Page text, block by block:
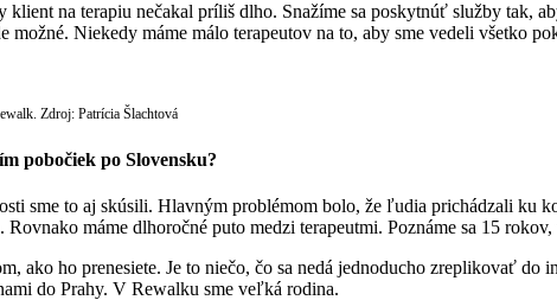
klient na terapiu nečakal príliš dlho. Snažíme sa poskytnúť služby tak,
možné. Niekedy máme málo terapeutov na to, aby sme vedeli
Zdroj: Patrícia Šlachtová
pobočiek po Slovensku?
sme to aj skúsili. Hlavným problémom bolo, že ľudia prichádzali ku
máme dlhoročné puto medzi terapeutmi. Poznáme sa 15
ako ho prenesiete. Je to niečo, čo sa nedá jednoducho zreplikovať
do Prahy. V Rewalku sme veľká rodina.